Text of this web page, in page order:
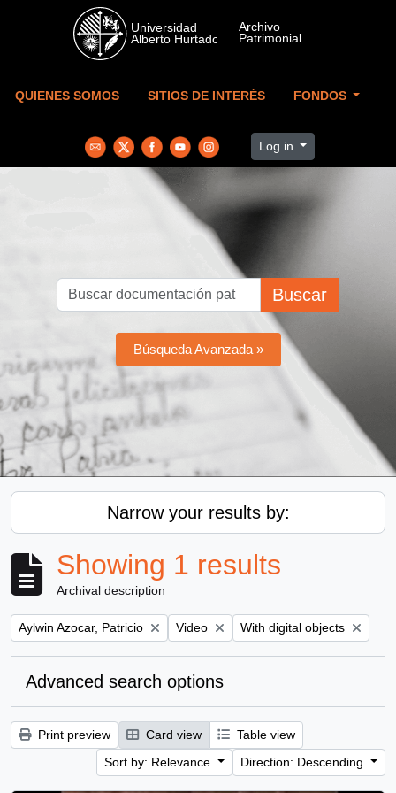
Skip to main content
QUIENES SOMOS SITIOS DE INTERÉS FONDOS
Log in
Buscar
Búsqueda Avanzada »
Narrow your results by:
Showing 1 results
Archival description
Remove filter:
Aylwin Azocar, Patricio Remove filter:
Video Remove filter:
With digital objects
Advanced search options
Print preview Card view
Table view
Sort by: Relevance
Direction: Descending